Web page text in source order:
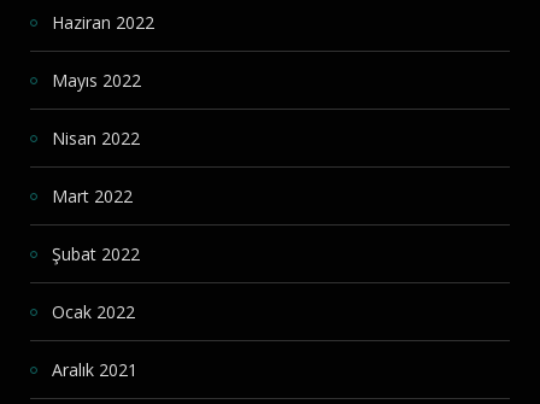
Haziran 2022
Mayıs 2022
Nisan 2022
Mart 2022
Şubat 2022
Ocak 2022
Aralık 2021